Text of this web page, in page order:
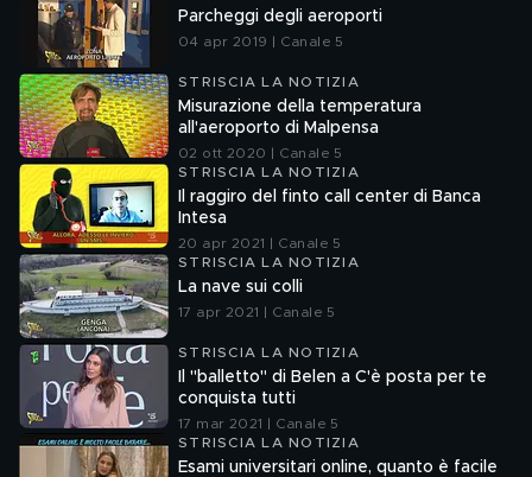
Parcheggi degli aeroporti
04 apr 2019 | Canale 5
STRISCIA LA NOTIZIA
Misurazione della temperatura
all'aeroporto di Malpensa
02 ott 2020 | Canale 5
STRISCIA LA NOTIZIA
Il raggiro del finto call center di Banca
Intesa
20 apr 2021 | Canale 5
STRISCIA LA NOTIZIA
La nave sui colli
17 apr 2021 | Canale 5
STRISCIA LA NOTIZIA
Il "balletto" di Belen a C'è posta per te
conquista tutti
17 mar 2021 | Canale 5
STRISCIA LA NOTIZIA
Esami universitari online, quanto è facile